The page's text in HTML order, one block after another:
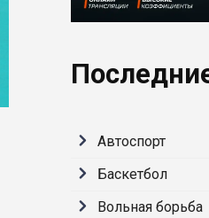
Автоспорт
Баскетбол
Вольная борьба